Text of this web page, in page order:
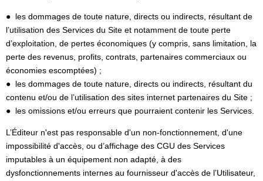
● les dommages de toute nature, directs ou indirects, résultant de
l’utilisation des Services du Site et notamment de toute perte
d’exploitation, de pertes économiques (y compris, sans limitation, la
perte des revenus, profits, contrats, partenaires commerciaux ou
économies escomptées) ;
● les dommages de toute nature, directs ou indirects, résultant du
contenu et/ou de l’utilisation des sites internet partenaires du Site ;
● les omissions et/ou erreurs que pourraient contenir les Services.
L’Éditeur n'est pas responsable d'un non-fonctionnement, d'une
impossibilité d'accès, ou d’affichage des CGU des Services
imputables à un équipement non adapté, à des
dysfonctionnements internes au fournisseur d'accès de l’Utilisateur,